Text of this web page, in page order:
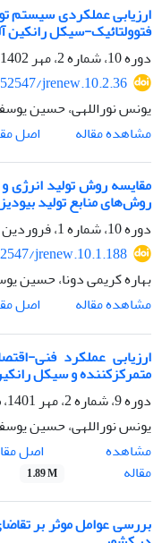
ارزیابی عملکردی سیستم
فتوولتائیک-سیکل رانکین
دوره 10، شماره 2، مهر 1402، صفحه
jrenew.10.2.36
یونس نوراللهی، حسین
مشاهده مقاله
اصل
مقایسه روش تولید انرژی
روش‌های منابع تولید
دوره 10، شماره 1، فروردین 1402، صفحه
jrenew.10.1.188
بهاره کریمی دونا، حسین
مشاهده مقاله
اصل
ارزیابی عملکرد فنی-
متمرکزکننده و سیکل
دوره 9، شماره 2، مهر 1401، صفحه
یونس نوراللهی، حسین
مشاهده
مقاله
اصل
1.89 M
بررسی عوامل موثر بر